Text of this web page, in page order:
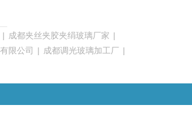
| 成都夹丝夹胶夹绢玻璃厂家 |
限公司 | 成都调光玻璃加工厂 |